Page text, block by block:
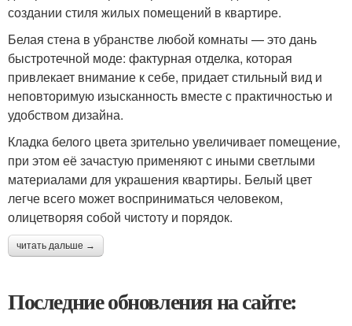
создании стиля жилых помещений в квартире.
Белая стена в убранстве любой комнаты — это дань
быстротечной моде: фактурная отделка, которая
привлекает внимание к себе, придает стильный вид и
неповторимую изысканность вместе с практичностью и
удобством дизайна.
Кладка белого цвета зрительно увеличивает помещение,
при этом её зачастую применяют с иными светлыми
материалами для украшения квартиры. Белый цвет
легче всего может восприниматься человеком,
олицетворяя собой чистоту и порядок.
читать дальше →
Последние обновления на сайте: